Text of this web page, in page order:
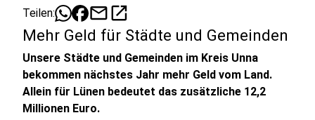
Teilen: mailopen_in_new
Mehr Geld für Städte und Gemeinden
Unsere Städte und Gemeinden im Kreis Unna
bekommen nächstes Jahr mehr Geld vom Land.
Allein für Lünen bedeutet das zusätzliche 12,2
Millionen Euro.